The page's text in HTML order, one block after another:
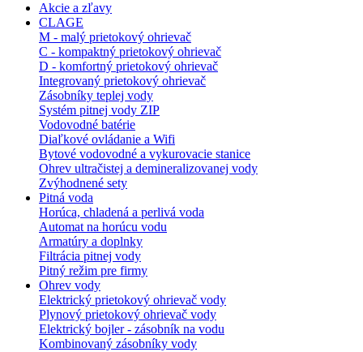
Akcie a zľavy
CLAGE
M - malý prietokový ohrievač
C - kompaktný prietokový ohrievač
D - komfortný prietokový ohrievač
Integrovaný prietokový ohrievač
Zásobníky teplej vody
Systém pitnej vody ZIP
Vodovodné batérie
Diaľkové ovládanie a Wifi
Bytové vodovodné a vykurovacie stanice
Ohrev ultračistej a demineralizovanej vody
Zvýhodnené sety
Pitná voda
Horúca, chladená a perlivá voda
Automat na horúcu vodu
Armatúry a doplnky
Filtrácia pitnej vody
Pitný režim pre firmy
Ohrev vody
Elektrický prietokový ohrievač vody
Plynový prietokový ohrievač vody
Elektrický bojler - zásobník na vodu
Kombinovaný zásobníky vody